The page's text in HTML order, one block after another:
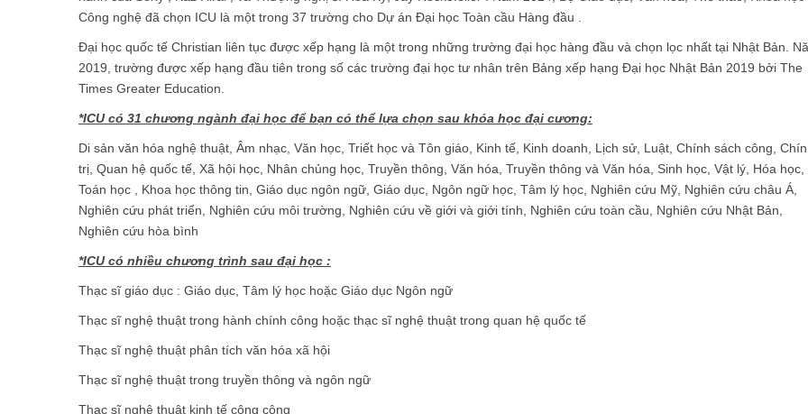
Công nghệ đã chọn ICU là một trong 37 trường cho Dự án Đại học Toàn cầu Hàng đầu .
Đại học quốc tế Christian liên tục được xếp hạng là một trong những trường đại học hàng đầu và chọn lọc nhất tại Nhật Bản.
2019, trường được xếp hạng đầu tiên trong số các trường đại học tư nhân trên Bảng xếp hạng Đại học Nhật Bản 2019 bởi The
Times Greater Education.
*ICU có 31 chương ngành đại học để bạn có thể lựa chọn sau khóa học đại cương:
Di sản văn hóa nghệ thuật, Âm nhạc, Văn học, Triết học và Tôn giáo, Kinh tế, Kinh doanh, Lịch sử, Luật, Chính sách công,
trị, Quan hệ quốc tế, Xã hội học, Nhân chủng học, Truyền thông, Văn hóa, Truyền thông và Văn hóa, Sinh học, Vật lý, Hóa học,
Toán học , Khoa học thông tin, Giáo dục ngôn ngữ, Giáo dục, Ngôn ngữ học, Tâm lý học, Nghiên cứu Mỹ, Nghiên cứu châu Á,
Nghiên cứu phát triển, Nghiên cứu môi trường, Nghiên cứu về giới và giới tính, Nghiên cứu toàn cầu, Nghiên cứu Nhật Bản,
Nghiên cứu hòa bình
*ICU có nhiều chương trình sau đại học :
Thạc sĩ giáo dục : Giáo dục, Tâm lý học hoặc Giáo dục Ngôn ngữ
Thạc sĩ nghệ thuật trong hành chính công hoặc thạc sĩ nghệ thuật trong quan hệ quốc tế
Thạc sĩ nghệ thuật phân tích văn hóa xã hội
Thạc sĩ nghệ thuật trong truyền thông và ngôn ngữ
Thạc sĩ nghệ thuật kinh tế công cộng